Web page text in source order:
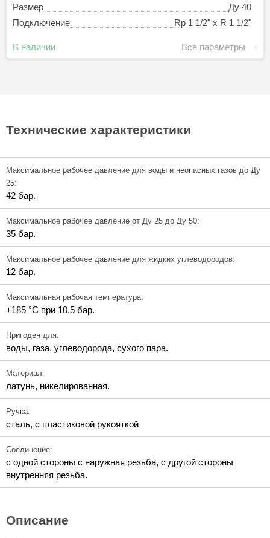
Размер
Ду 40
Подключение
Rp 1 1/2" х R 1 1/2"
В наличии Все параметры
Технические характеристики
Максимальное рабочее давление для воды и неопасных газов до Ду
25:
42 бар.
Максимальное рабочее давление от Ду 25 до Ду 50:
35 бар.
Максимальное рабочее давление для жидких углеводородов:
12 бар.
Максимальная рабочая температура:
+185 °C при 10,5 бар.
Пригоден для:
воды, газа, углеводорода, сухого пара.
Материал:
латунь, никелированная.
Ручка:
сталь, с пластиковой рукояткой
Соединение:
с одной стороны с наружная резьба, с другой стороны
внутренняя резьба.
Описание